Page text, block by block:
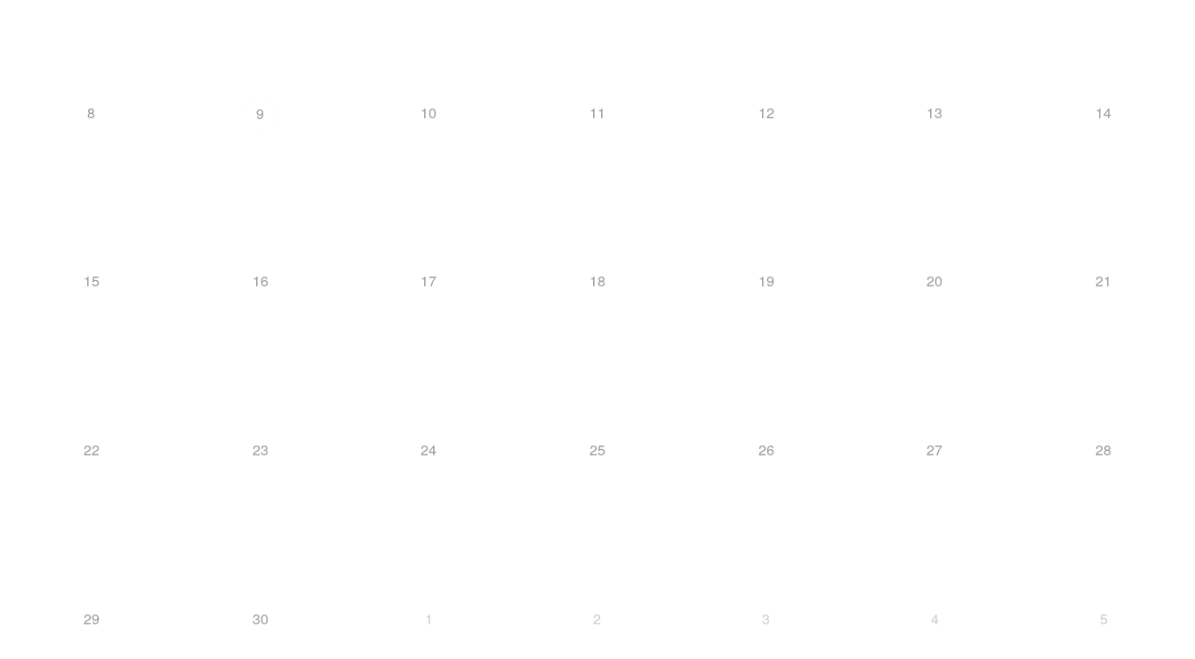
8 9 10 11 12 13 14
15 16 17 18 19 20 21
22 23 24 25 26 27 28
29 30 1 2 3 4 5